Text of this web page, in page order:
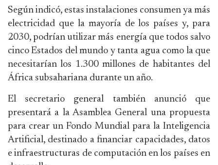
Según indicó, estas instalaciones consumen ya más
electricidad que la mayoría de los países y, para
2030, podrían utilizar más energía que todos salvo
cinco Estados del mundo y tanta agua como la que
necesitarían los 1.300 millones de habitantes del
África subsahariana durante un año.
El secretario general también anunció que
presentará a la Asamblea General una propuesta
para crear un Fondo Mundial para la Inteligencia
Artificial, destinado a financiar capacidades, datos
e infraestructuras de computación en los países en